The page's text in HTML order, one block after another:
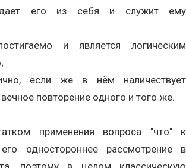
его из себя и служит ему
и является логическим
если же в нём наличествует
повторение одного и того же.
применения вопроса "что" к
одностороннее рассмотрение в